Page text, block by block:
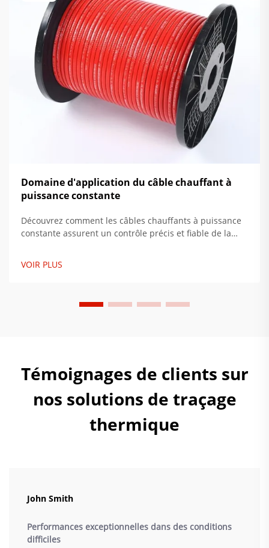
Domaine d'application du câble chauffant à
puissance constante
Découvrez comment les câbles chauffants à puissance
constante assurent un contrôle précis et fiable de la
Découvrez pourquoi ces systèmes connaissent 92 % de
VOIR PLUS
Témoignages de clients sur
nos solutions de traçage
thermique
John Smith
Performances exceptionnelles dans des conditions
difficiles